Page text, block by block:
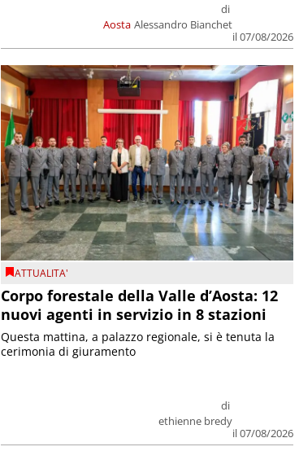
Aosta
di
Alessandro Bianchet
il 07/08/2026
ATTUALITA'
Corpo forestale della Valle d’Aosta: 12
nuovi agenti in servizio in 8 stazioni
di
ethienne bredy
il 07/08/2026
Questa mattina, a palazzo regionale, si è tenuta la
cerimonia di giuramento